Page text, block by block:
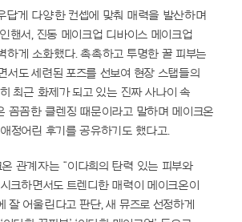
답게 다양한 컨셉에 맞춰 매력을 발산하며
핸서, 진동 메이크업 디바이스 메이크업
하게 소화했다. 촉촉하고 투명한 꿀 피부는
서도 세련된 포즈를 선보여 현장 스탭들의
최근 화제가 되고 있는 진짜 사나이 속
꼼꼼한 클렌징 때문이라고 말하며 메이크온
정어린 후기를 공유하기도 했다고.
관계자는 “이다희의 탄력 있는 피부와
크하면서도 트렌디한 매력이 메이크온이
잘 어울린다고 판단, 새 뮤즈로 선정하게